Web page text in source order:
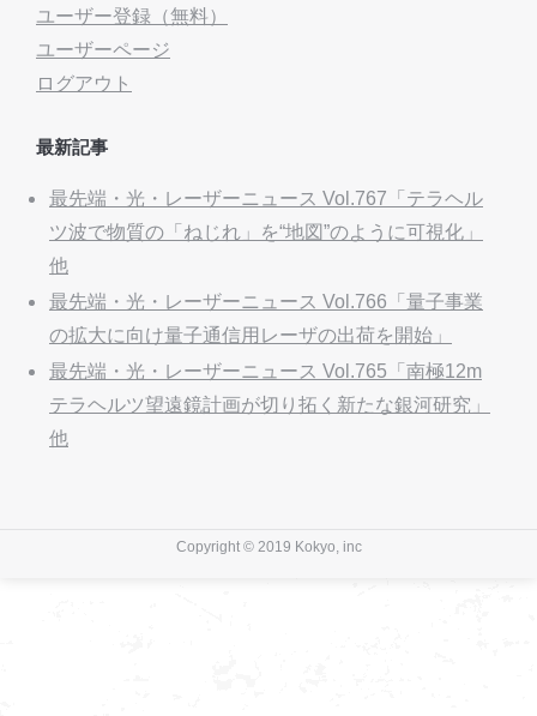
ユーザー登録（無料）
ユーザーページ
ログアウト
最新記事
最先端・光・レーザーニュース Vol.767「テラヘル
ツ波で物質の「ねじれ」を“地図”のように可視化」
他
最先端・光・レーザーニュース Vol.766「量子事業
の拡大に向け量子通信用レーザの出荷を開始」
最先端・光・レーザーニュース Vol.765「南極12m
テラヘルツ望遠鏡計画が切り拓く新たな銀河研究」
他
Copyright © 2019 Kokyo, inc